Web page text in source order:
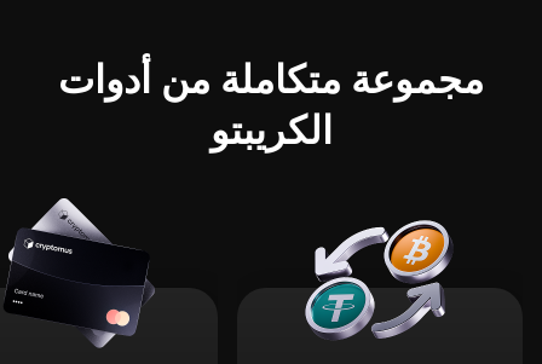
مجموعة متكاملة من أدوات
الكريبتو